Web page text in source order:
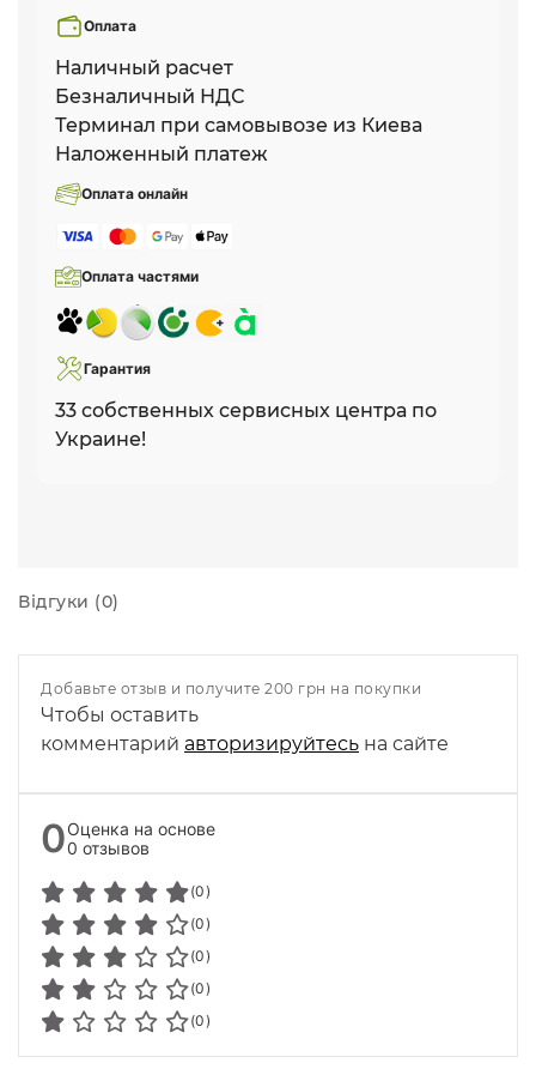
Оплата
Наличный расчет
Безналичный НДС
Терминал при самовывозе из Киева
Наложенный платеж
Оплата онлайн
Оплата частями
Гарантия
33 собственных сервисных центра по
Украине!
Відгуки (0)
Добавьте отзыв и получите 200 грн на покупки
Чтобы оставить
комментарий авторизируйтесь на сайте
0Оценка на основе
0 отзывов
(0)
(0)
(0)
(0)
(0)